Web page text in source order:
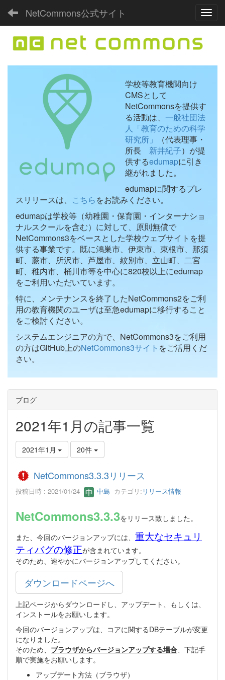
NetCommons公式サイト
学校等教育機関向け
CMSとして
NetCommonsを提供す
る活動は、 一般社団法
人「教育のための科学
研究所」
（代表理事・
所長 新井紀子）が提
供するedumapに引き
継がれました。
edumapに関するプレ
スリリースは、 こちらをお読みください。
edumapは学校等（幼稚園・保育園・インターナショ
ナルスクールを含む）に対して、原則無償で
NetCommons3をベースとした学校ウェブサイトを提
供する事業です。既に鴻巣市、伊東市、東根市、那須
町、蕨市、所沢市、芦屋市、紋別市、立山町、二宮
町、稚内市、桶川市等を中心に820校以上にedumap
をご利用いただいています。
特に、メンテナンスを終了したNetCommons2をご利
用の教育機関のユーザは至急edumapに移行すること
をご検討ください。
システムエンジニアの方で、NetCommons3をご利用
の方はGitHub上のNetCommons3サイト をご活用くだ
さい。
ブログ
2021年1月の記事一覧
2021年1月 20件
NetCommons3.3.3リリース
投稿日時 : 2021/01/24 中島 カテゴリ: リリース情報
NetCommons3.3.3をリリース致しました。
また、今回のバージョンアップには、 重大なセキュリ
ティバグの修正が含まれています。
そのため、速やかにバージョンアップしてください。
ダウンロードページへ
上記ページからダウンロードし、アップデート、もしくは、
インストールをお願いします。
今回のバージョンアップは、コアに関するDBテーブルが変更
になりました。
そのため、 ブラウザからバージョンアップする場合 、下記手
順で実施をお願いします。
アップデート方法（ブラウザ）